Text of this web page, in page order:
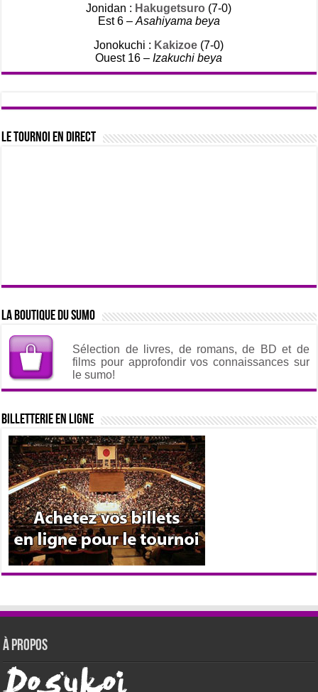
Jonidan : Hakugetsuro (7-0)
Est 6 – Asahiyama beya
Jonokuchi : Kakizoe (7-0)
Ouest 16 –Izakuchi beya
Le tournoi en direct
La boutique du sumo
Sélection de livres, de romans, de BD et de
films pour approfondir vos connaissances sur
le sumo!
Billetterie en ligne
À propos